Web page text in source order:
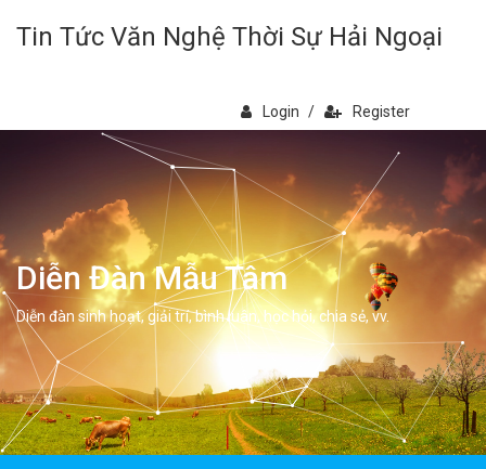
Tin Tức Văn Nghệ Thời Sự Hải Ngoại
Login / Register
Diễn Đàn Mẫu Tâm
Diễn đàn sinh hoạt, giải trí, bình luân, học hỏi, chia sẻ, vv.